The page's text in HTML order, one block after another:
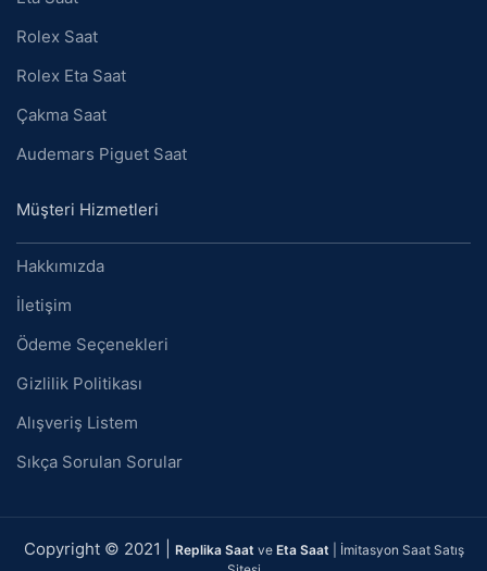
Rolex Saat
Rolex Eta Saat
Çakma Saat
Audemars Piguet Saat
Müşteri Hizmetleri
Hakkımızda
İletişim
Ödeme Seçenekleri
Gizlilik Politikası
Alışveriş Listem
Sıkça Sorulan Sorular
Copyright © 2021 | Replika Saat ve Eta Saat | İmitasyon Saat Satış